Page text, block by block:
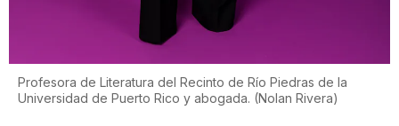
Profesora de Literatura del Recinto de Río Piedras de la
Universidad de Puerto Rico y abogada. (Nolan Rivera)